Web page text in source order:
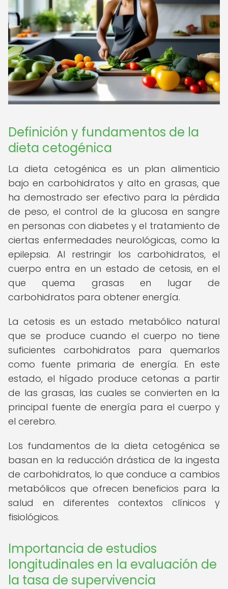
Definición y fundamentos de la
dieta cetogénica
La dieta cetogénica es un plan alimenticio
bajo en carbohidratos y alto en grasas, que
ha demostrado ser efectivo para la pérdida
de peso, el control de la glucosa en sangre
en personas con diabetes y el tratamiento de
ciertas enfermedades neurológicas, como la
epilepsia. Al restringir los carbohidratos, el
cuerpo entra en un estado de cetosis, en el
que quema grasas en lugar de
carbohidratos para obtener energía.
La cetosis es un estado metabólico natural
que se produce cuando el cuerpo no tiene
suficientes carbohidratos para quemarlos
como fuente primaria de energía. En este
estado, el hígado produce cetonas a partir
de las grasas, las cuales se convierten en la
principal fuente de energía para el cuerpo y
el cerebro.
Los fundamentos de la dieta cetogénica se
basan en la reducción drástica de la ingesta
de carbohidratos, lo que conduce a cambios
metabólicos que ofrecen beneficios para la
salud en diferentes contextos clínicos y
fisiológicos.
Importancia de estudios
longitudinales en la evaluación de
la tasa de supervivencia